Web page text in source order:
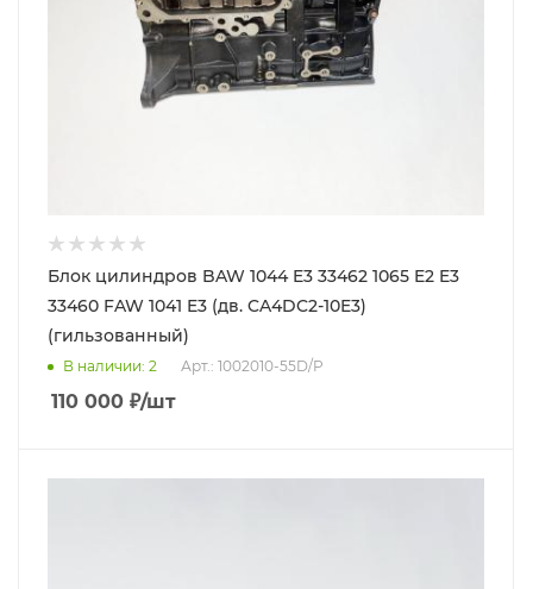
Блок цилиндров BAW 1044 E3 33462 1065 E2 E3
33460 FAW 1041 E3 (дв. CA4DC2-10E3)
(гильзованный)
В наличии: 2 Арт.: 1002010-55D/P
110 000 ₽/шт